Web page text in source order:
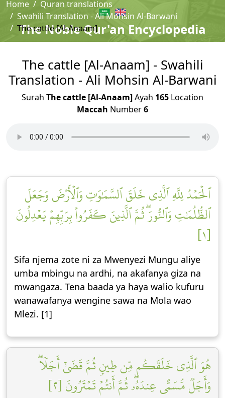
The Noble Qur'an Encyclopedia
Home
Quran translations
Swahili Translation - Ali Mohsin Al-Barwani
The cattle [Al-Anaam]
The cattle [Al-Anaam] - Swahili
Translation - Ali Mohsin Al-Barwani
Surah The cattle [Al-Anaam]Ayah 165 Location
Maccah Number6
ٱلۡحَمۡدُ لِلَّهِ ٱلَّذِي خَلَقَ ٱلسَّمَٰوَٰتِ وَٱلۡأَرۡضَ وَجَعَلَ
ٱلظُّلُمَٰتِ وَٱلنُّورَۖ ثُمَّ ٱلَّذِينَ كَفَرُواْ بِرَبِّهِمۡ يَعۡدِلُونَ
[١]
Sifa njema zote ni za Mwenyezi Mungu aliye
umba mbingu na ardhi, na akafanya giza na
mwangaza. Tena baada ya haya walio kufuru
wanawafanya wengine sawa na Mola wao
Mlezi. [1]
هُوَ ٱلَّذِي خَلَقَكُم مِّن طِينٖ ثُمَّ قَضَىٰٓ أَجَلٗاۖ
وَأَجَلٞ مُّسَمًّى عِندَهُۥۖ ثُمَّ أَنتُمۡ تَمۡتَرُونَ [٢]